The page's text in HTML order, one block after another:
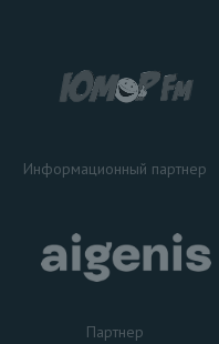
Информационный партнер
Партнер